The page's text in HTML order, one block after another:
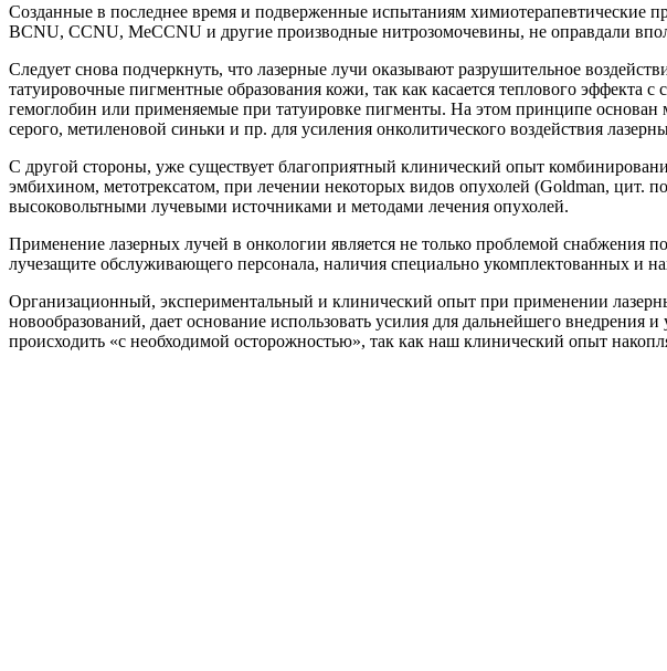
Созданные в последнее время и подверженные испытаниям химиотерапевтические
BCNU, CCNU, MeCCNU и другие производные нитрозомочевины, не оправдали
Следует снова подчеркнуть, что лазерные лучи оказывают разрушительное
татуировочные пигментные образования кожи, так как касается теплового
гемоглобин или применяемые при татуировке пигменты. На этом принципе основан
серого, метиленовой синьки и пр. для усиления онколитического воздействия
С другой стороны, уже существует благоприятный клинический опыт
эмбихином, метотрексатом, при лечении некоторых видов опухолей (Goldman, цит.
высоковольтными лучевыми источниками и методами лечения опухолей.
Применение лазерных лучей в онкологии является не только проблемой снабжения
лучезащите обслуживающего персонала, наличия специально укомплектованных и
Организационный, экспериментальный и клинический опыт при применении
новообразований, дает основание использовать усилия для дальнейшего
происходить «с необходимой осторожностью», так как наш клинический опыт